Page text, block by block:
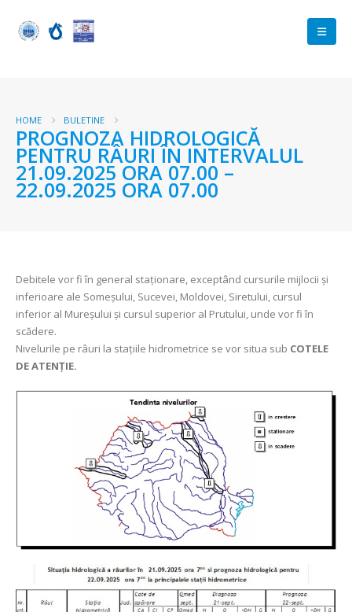
HOME BULETINE
PROGNOZA HIDROLOGICĂ
PENTRU RÂURI ÎN INTERVALUL
21.09.2025 ORA 07.00 –
22.09.2025 ORA 07.00
Debitele vor fi în general staționare, exceptând cursurile mijlocii și
inferioare ale Someșului, Sucevei, Moldovei, Siretului, cursul
inferior al Mureșului și cursul superior al Prutului, unde vor fi în
scădere.
Nivelurile pe râuri la stațiile hidrometrice se vor situa sub COTELE
DE ATENȚIE.